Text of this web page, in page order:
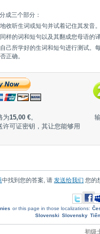
成三个部分：
收听生词或短句并试着记住其发音。
样的词和短句以及其翻成您母语的译
己所学好的生词和短句进行测试。
正确。
为15,00 €。
可证密钥，其让您能够用
中找到您的答案, 请 发送给我们 您的
or this page in those localizations:
Slovenski Slovensky
初级